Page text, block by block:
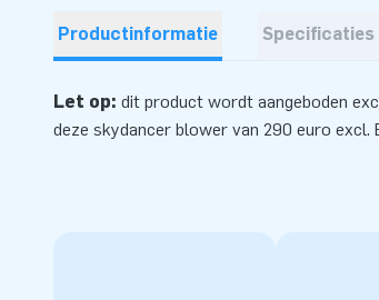
Productinformatie Specificaties
Let op: dit product wordt aangeboden
deze skydancer blower van 290 euro excl.